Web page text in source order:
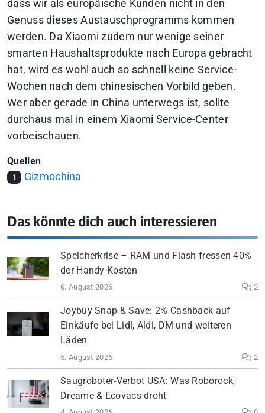
dass wir als europäische Kunden nicht in den
Genuss dieses Austauschprogramms kommen
werden. Da Xiaomi zudem nur wenige seiner
smarten Haushaltsprodukte nach Europa gebracht
hat, wird es wohl auch so schnell keine Service-
Wochen nach dem chinesischen Vorbild geben.
Wer aber gerade in China unterwegs ist, sollte
durchaus mal in einem Xiaomi Service-Center
vorbeischauen.
Quellen
1 Gizmochina
Das könnte dich auch interessieren
Speicherkrise – RAM und Flash fressen 40%
der Handy-Kosten
6. August 2026 2
Joybuy Snap & Save: 2% Cashback auf
Einkäufe bei Lidl, Aldi, DM und weiteren
Läden
5. August 2026 2
Saugroboter-Verbot USA: Was Roborock,
Dreame & Ecovacs droht